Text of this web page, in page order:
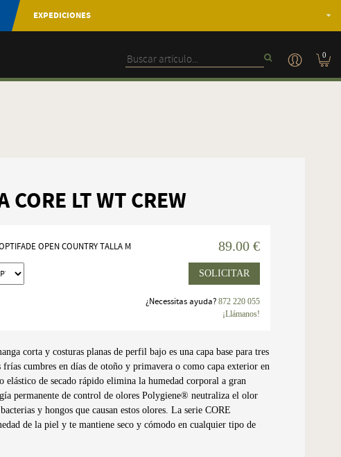
EXPEDICIONES
0
CORE LT WT CREW
OPEN COUNTRY TALLA M 89.00 €
SOLICITAR
¿Necessitas ayuda? 872 220 055
¡Llámanos!
corta y costuras planas de perfil bajo es una capa base para tres
frías cumbres en días de otoño y primavera o como capa exterior en
elástico de secado rápido elimina la humedad corporal a gran
permanente de control de olores Polygiene® neutraliza el olor
y hongos que causan estos olores. La serie CORE
de la piel y te mantiene seco y cómodo en cualquier tipo de